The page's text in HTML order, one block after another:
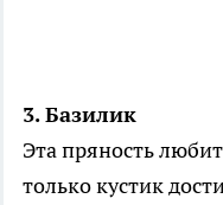
3. Базилик
Эта пряность
только кустик